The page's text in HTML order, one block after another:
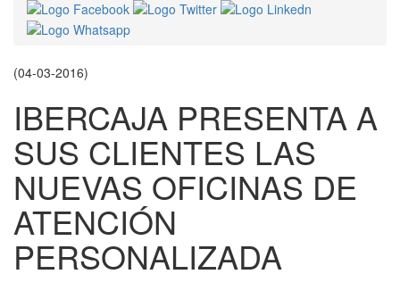
(04-03-2016)
IBERCAJA PRESENTA A
SUS CLIENTES LAS
NUEVAS OFICINAS DE
ATENCIÓN
PERSONALIZADA